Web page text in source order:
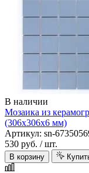
В наличии
Мозаика из
(306х306х6 мм)
Артикул: sn-
530 руб. / шт.
В корзину